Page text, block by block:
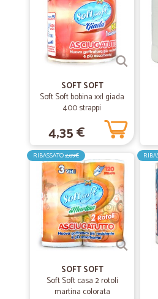
—Enrica F.
Ordinare è semplice ed immediato
Ordinare è semplice ed immediato, le
spedizione e consegna sono precise e
di acquistare con fiducia e di mettere
serietà di questa azienda.
SOFT SOFT
Soft Soft bobina xxl giada
400 strappi
4,35 €
RIBASSATO2,09€
SOFT SOFT
Soft Soft casa 2 rotoli
martina colorata